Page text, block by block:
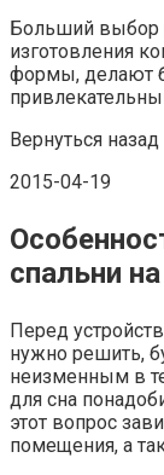
Больший выбор
изготовления
формы, делают
Вернуться назад
2015-04-19
спальни
Перед
нужно решить,
неизменным в
для сна
этот вопрос
помещения, а